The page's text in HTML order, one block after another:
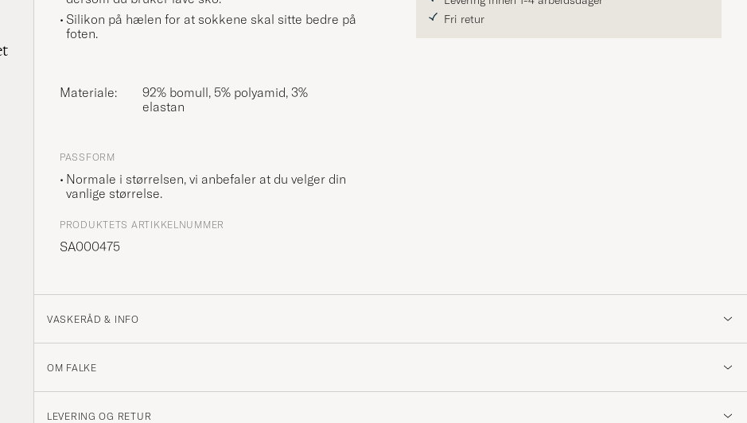
Fri retur
Silikon på hælen for at sokkene skal sitte bedre på
foten.
Materiale:
92% bomull, 5% polyamid, 3%
elastan
PASSFORM
Normale i størrelsen, vi anbefaler at du velger din
vanlige størrelse.
PRODUKTETS ARTIKKELNUMMER
SA000475
VASKERÅD & INFO
OM FALKE
LEVERING OG RETUR